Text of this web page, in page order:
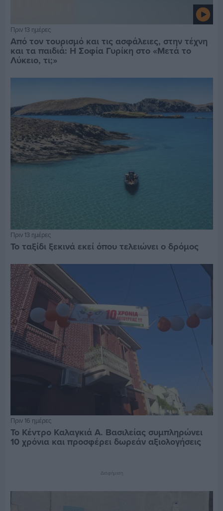
Πριν 13 ημέρες
Από τον τουρισμό και τις ασφάλειες, στην τέχνη
και τα παιδιά: Η Σοφία Γυρίκη στο «Μετά το
Λύκειο, τι;»
Πριν 13 ημέρες
Το ταξίδι ξεκινά εκεί όπου τελειώνει ο δρόμος
Πριν 16 ημέρες
Το Κέντρο Καλαγκιά Α. Βασιλείας συμπληρώνει
10 χρόνια και προσφέρει δωρεάν αξιολογήσεις
Διαφήμιση